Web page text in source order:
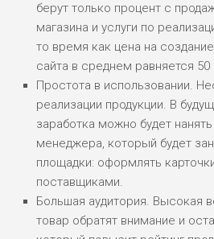
М
РИСКИ: СРЕДНИЕ
РИСКИ: НИЗКИЕ
ДОХОД: НИЗКИЙ
БЮДЖЕТ: НИЗКИЙ
берут только процент с
магазина и услуги по
то время как цена на
сайта в среднем равняется 50
Простота в использовании.
реализации продукции. В
заработка можно будет
менеджера, который будет
площадки: оформлять
поставщиками.
Большая аудитория. Высокая
товар обратят внимание и